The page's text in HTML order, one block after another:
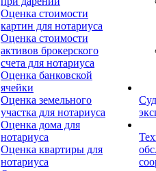
Оценка стоимости
картин для нотариуса
Оценка стоимости
активов брокерского
счета для нотариуса
Оценка банковской
ячейки
Оценка земельного
участка для нотариуса
Оценка дома для
нотариуса
Оценка квартиры для
нотариуса